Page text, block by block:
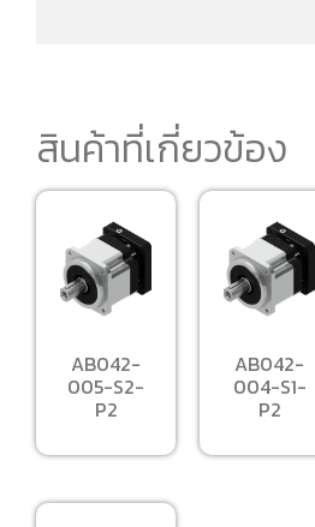
สินค้าที่เกี่ยวข้อง
AB042-
005-S2-
P2
AB042-
004-S1-
P2